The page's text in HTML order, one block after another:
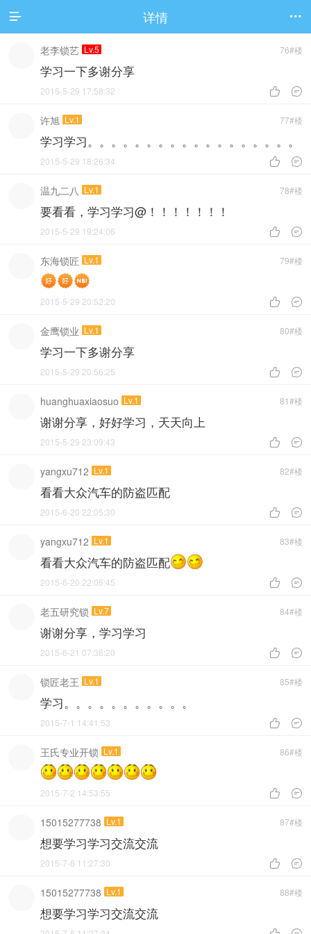
 详情 
76#楼
老李锁艺 Lv.5
学习一下多谢分享
 
2015-5-29 17:58:32
77#楼
许旭 Lv.1
学习学习。。。。。。。。。。。。。。。。。。
 
2015-5-29 18:26:34
78#楼
温九二八 Lv.1
要看看，学习学习@！！！！！！！
 
2015-5-29 19:24:06
79#楼
东海锁匠 Lv.1
 
2015-5-29 20:52:20
80#楼
金鹰锁业 Lv.1
学习一下多谢分享
 
2015-5-29 20:56:25
81#楼
huanghuaxiaosuo Lv.1
谢谢分享，好好学习，天天向上
 
2015-5-29 23:09:43
82#楼
yangxu712 Lv.1
看看大众汽车的防盗匹配
 
2015-6-20 22:05:30
83#楼
yangxu712 Lv.1
看看大众汽车的防盗匹配
 
2015-6-20 22:05:45
84#楼
老五研究锁 Lv.7
谢谢分享，学习学习
 
2015-6-21 07:36:20
85#楼
锁匠老王 Lv.1
学习。。。。。。。。。。。
 
2015-7-1 14:41:53
86#楼
王氏专业开锁 Lv.1
 
2015-7-2 14:53:55
87#楼
15015277738 Lv.1
想要学习学习交流交流
 
2015-7-6 11:27:30
88#楼
15015277738 Lv.1
想要学习学习交流交流